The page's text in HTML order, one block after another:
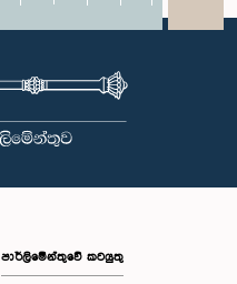
WhatsAppLinkedIn
පාර්ලිමේන්තුවේ කටයුතු